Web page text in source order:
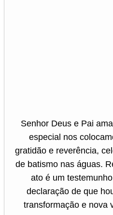
Senhor Deus e Pai
especial nos
gratidão e reverência,
de batismo nas águas.
ato é um
declaração de que
transformação e nova